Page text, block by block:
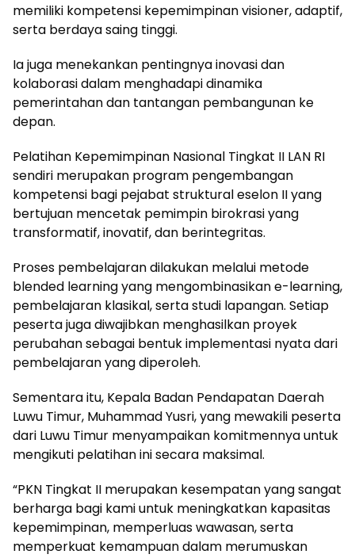
memiliki kompetensi kepemimpinan visioner, adaptif,
serta berdaya saing tinggi.
Ia juga menekankan pentingnya inovasi dan
kolaborasi dalam menghadapi dinamika
pemerintahan dan tantangan pembangunan ke
depan.
Pelatihan Kepemimpinan Nasional Tingkat II LAN RI
sendiri merupakan program pengembangan
kompetensi bagi pejabat struktural eselon II yang
bertujuan mencetak pemimpin birokrasi yang
transformatif, inovatif, dan berintegritas.
Proses pembelajaran dilakukan melalui metode
blended learning yang mengombinasikan e-learning,
pembelajaran klasikal, serta studi lapangan. Setiap
peserta juga diwajibkan menghasilkan proyek
perubahan sebagai bentuk implementasi nyata dari
pembelajaran yang diperoleh.
Sementara itu, Kepala Badan Pendapatan Daerah
Luwu Timur, Muhammad Yusri, yang mewakili peserta
dari Luwu Timur menyampaikan komitmennya untuk
mengikuti pelatihan ini secara maksimal.
“PKN Tingkat II merupakan kesempatan yang sangat
berharga bagi kami untuk meningkatkan kapasitas
kepemimpinan, memperluas wawasan, serta
memperkuat kemampuan dalam merumuskan